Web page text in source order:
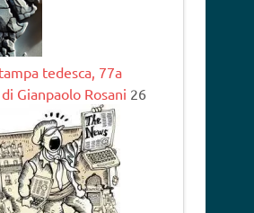
tedesca, 77a
Gianpaolo Rosani 26